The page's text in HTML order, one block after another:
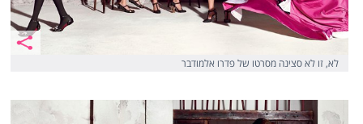
לא, זו לא סצינה מסרטו של פדרו אלמודבר